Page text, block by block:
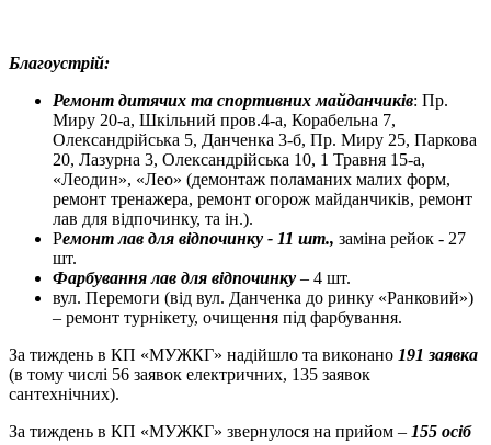
Благоустрій:
Ремонт дитячих та спортивних майданчиків: Пр.
Миру 20-а, Шкільний пров.4-а, Корабельна 7,
Олександрійська 5, Данченка 3-б, Пр. Миру 25, Паркова
20, Лазурна 3, Олександрійська 10, 1 Травня 15-а,
«Леодин», «Лео» (демонтаж поламаних малих форм,
ремонт тренажера, ремонт огорож майданчиків, ремонт
лав для відпочинку, та ін.).
Ремонт лав для відпочинку - 11 шт., заміна рейок - 27
шт.
Фарбування лав для відпочинку – 4 шт.
вул. Перемоги (від вул. Данченка до ринку «Ранковий»)
– ремонт турнікету, очищення під фарбування.
За тиждень в КП «МУЖКГ» надійшло та виконано 191 заявка
(в тому числі 56 заявок електричних, 135 заявок
сантехнічних).
За тиждень в КП «МУЖКГ» звернулося на прийом – 155 осіб